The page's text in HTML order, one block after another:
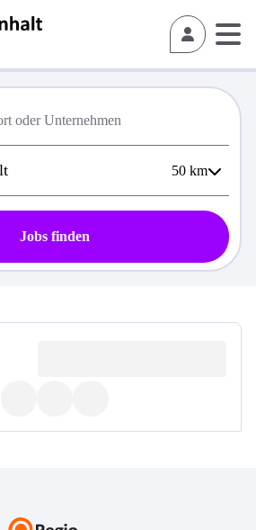
50 km
Jobs finden